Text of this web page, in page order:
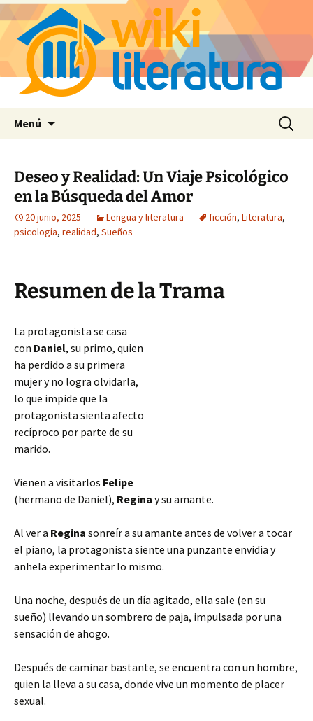
Menú Buscar:
Deseo y Realidad: Un Viaje Psicológico
en la Búsqueda del Amor
20 junio, 2025 Lengua y literatura ficción, Literatura,
psicología, realidad, Sueños
Resumen de la Trama
La protagonista se casa
con Daniel, su primo, quien
ha perdido a su primera
mujer y no logra olvidarla,
lo que impide que la
protagonista sienta afecto
recíproco por parte de su
marido.
Vienen a visitarlos Felipe
(hermano de Daniel), Regina y su amante.
Al ver a Regina sonreír a su amante antes de volver a tocar
el piano, la protagonista siente una punzante envidia y
anhela experimentar lo mismo.
Una noche, después de un día agitado, ella sale (en su
sueño) llevando un sombrero de paja, impulsada por una
sensación de ahogo.
Después de caminar bastante, se encuentra con un hombre,
quien la lleva a su casa, donde vive un momento de placer
sexual.